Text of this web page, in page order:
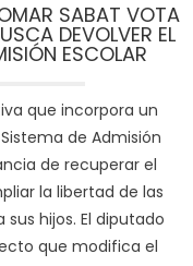
SABAT VOTA
DEVOLVER EL
ESCOLAR
que incorpora un
de Admisión
de recuperar el
la libertad de las
hijos. El diputado
que modifica el